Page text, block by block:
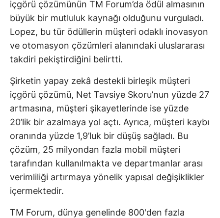
içgörü çözümünün TM Forum’da ödül almasının
büyük bir mutluluk kaynağı olduğunu vurguladı.
Lopez, bu tür ödüllerin müşteri odaklı inovasyon
ve otomasyon çözümleri alanındaki uluslararası
takdiri pekiştirdiğini belirtti.
Şirketin yapay zekâ destekli birleşik müşteri
içgörü çözümü, Net Tavsiye Skoru’nun yüzde 27
artmasına, müşteri şikayetlerinde ise yüzde
20’lik bir azalmaya yol açtı. Ayrıca, müşteri kaybı
oranında yüzde 1,9’luk bir düşüş sağladı. Bu
çözüm, 25 milyondan fazla mobil müşteri
tarafından kullanılmakta ve departmanlar arası
verimliliği artırmaya yönelik yapısal değişiklikler
içermektedir.
TM Forum, dünya genelinde 800'den fazla